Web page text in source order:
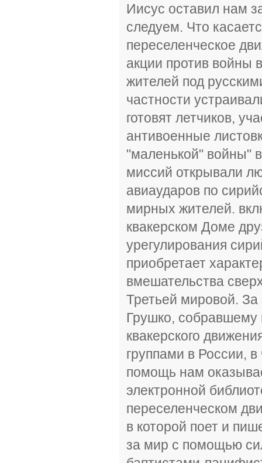
Иисус оставил нам
следуем. Что
переселенческое
акции против войны
жителей под
частности
готовят летчиков,
антивоенные
"маленькой" войны"
миссий открывали
авиаударов по
мирных жителей.
квакерском Доме
урегулирования
приобретает
вмешательства
Третьей мировой.
Грушко, собравшему
квакерского
группами в России,
помощь нам
электронной
переселенческом
в которой поет и
за мир с помощью